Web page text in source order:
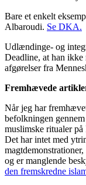
Bare et enkelt
Albaroudi. Se DKA.
Udlændinge- og
Deadline, at han ikke
afgørelser fra
Fremhævede
Når jeg har
befolkningen
muslimske ritualer på
Det har intet med
og er manglende
den fremskredne